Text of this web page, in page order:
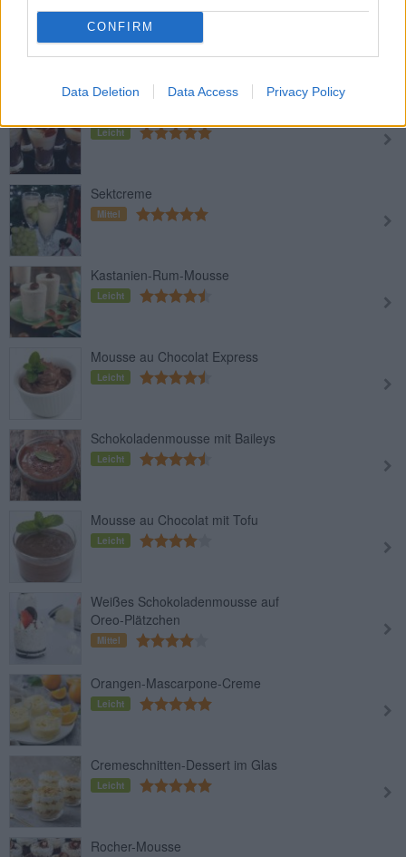
CONFIRM
Data Deletion Data Access Privacy Policy
Winter-Dessert
Leicht
Sektcreme
Mittel
Kastanien-Rum-Mousse
Leicht
Mousse au Chocolat Express
Leicht
Schokoladenmousse mit Baileys
Leicht
Mousse au Chocolat mit Tofu
Leicht
Weißes Schokoladenmousse auf
Oreo-Plätzchen
Mittel
Orangen-Mascarpone-Creme
Leicht
Cremeschnitten-Dessert im Glas
Leicht
Rocher-Mousse